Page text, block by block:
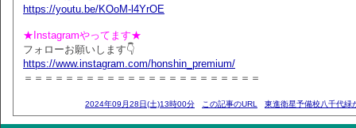
https://youtu.be/KOoM-l4YrOE
★Instagramやってます★
フォローお願いします👇
https://www.instagram.com/honshin_premium/
＝＝＝＝＝＝＝＝＝＝＝＝＝＝＝＝＝＝＝＝＝＝＝
2024年09月28日(土)13時00分 この記事のURL 東進衛星予備校八千代緑